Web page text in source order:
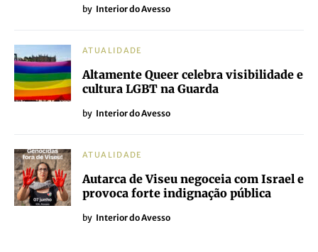
by Interior do Avesso
ATUALIDADE
Altamente Queer celebra visibilidade e
cultura LGBT na Guarda
by Interior do Avesso
ATUALIDADE
Autarca de Viseu negoceia com Israel e
provoca forte indignação pública
by Interior do Avesso